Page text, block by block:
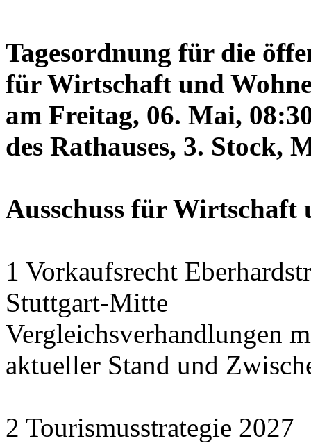
Tagesordnung für die
für Wirtschaft und
am Freitag, 06. Mai,
des Rathauses, 3. Stock,
Ausschuss für Wirtschaft
1 Vorkaufsrecht
Stuttgart-Mitte
Vergleichsverhandlungen
aktueller Stand und
2 Tourismusstrategie 2027